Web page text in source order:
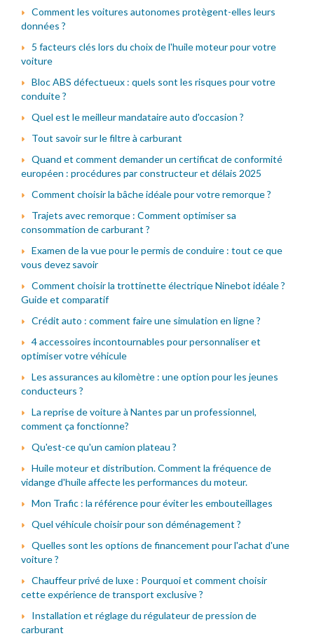
Comment les voitures autonomes protègent-elles leurs
données ?
5 facteurs clés lors du choix de l'huile moteur pour votre
voiture
Bloc ABS défectueux : quels sont les risques pour votre
conduite ?
Quel est le meilleur mandataire auto d'occasion ?
Tout savoir sur le filtre à carburant
Quand et comment demander un certificat de conformité
européen : procédures par constructeur et délais 2025
Comment choisir la bâche idéale pour votre remorque ?
Trajets avec remorque : Comment optimiser sa
consommation de carburant ?
Examen de la vue pour le permis de conduire : tout ce que
vous devez savoir
Comment choisir la trottinette électrique Ninebot idéale ?
Guide et comparatif
Crédit auto : comment faire une simulation en ligne ?
4 accessoires incontournables pour personnaliser et
optimiser votre véhicule
Les assurances au kilomètre : une option pour les jeunes
conducteurs ?
La reprise de voiture à Nantes par un professionnel,
comment ça fonctionne?
Qu'est-ce qu'un camion plateau ?
Huile moteur et distribution. Comment la fréquence de
vidange d'huile affecte les performances du moteur.
Mon Trafic : la référence pour éviter les embouteillages
Quel véhicule choisir pour son déménagement ?
Quelles sont les options de financement pour l'achat d'une
voiture ?
Chauffeur privé de luxe : Pourquoi et comment choisir
cette expérience de transport exclusive ?
Installation et réglage du régulateur de pression de
carburant